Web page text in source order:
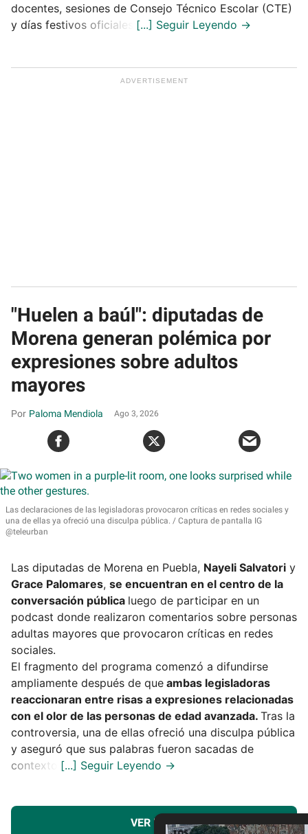
docentes, sesiones de Consejo Técnico Escolar (CTE)
y días festivos oficiales.
"Huelen a baúl": diputadas de
Morena generan polémica por
expresiones sobre adultos
mayores
Paloma Mendiola Ago 3, 2026
Las declaraciones de las legisladoras provocaron críticas en redes sociales y
una de ellas ya ofreció una disculpa pública.
Captura de pantalla IG
@teleurban
Las diputadas de Morena en Puebla, Nayeli Salvatori y
Grace Palomares, se encuentran en el centro de la
conversación pública luego de participar en un
podcast donde realizaron comentarios sobre personas
adultas mayores que provocaron críticas en redes
sociales.
El fragmento del programa comenzó a difundirse
ampliamente después de que ambas legisladoras
reaccionaran entre risas a expresiones relacionadas
con el olor de las personas de edad avanzada. Tras la
controversia, una de ellas ofreció una disculpa pública
y aseguró que sus palabras fueron sacadas de
contexto.
VER MÁS